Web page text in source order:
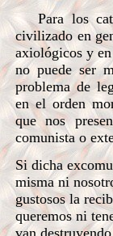
Para los
civilizado en
axiológicos y
no puede ser
problema de
en el orden
que nos
comunista o
Si dicha
misma ni
gustosos la
queremos ni
van